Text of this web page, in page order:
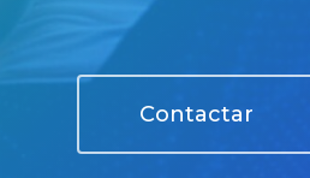
Contactar